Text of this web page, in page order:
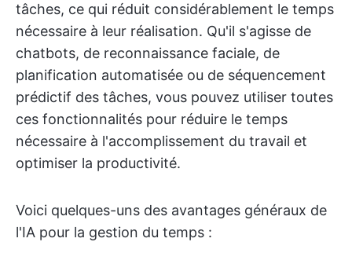
tâches, ce qui réduit considérablement le temps
nécessaire à leur réalisation. Qu'il s'agisse de
chatbots, de reconnaissance faciale, de
planification automatisée ou de séquencement
prédictif des tâches, vous pouvez utiliser toutes
ces fonctionnalités pour réduire le temps
nécessaire à l'accomplissement du travail et
optimiser la productivité.
Voici quelques-uns des avantages généraux de
l'IA pour la gestion du temps :